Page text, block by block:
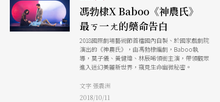
馮勃棣X Baboo《神農氏》
最ㄎ一ㄤ的藥命告白
2018國際劇場藝術節首檔國內自製、於國家戲劇院
演出的《神農氏》，由馮勃棣編劇，Baboo執
導，莫子儀、黃健瑋、林辰唏領銜主演，帶領觀眾
進入迷幻美麗新世界，窺見生命幽微秘密。
文字 張震洲
2018/10/11